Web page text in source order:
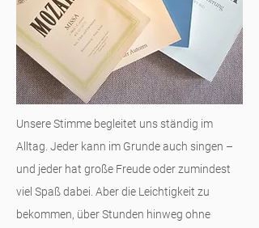
Unsere Stimme begleitet uns ständig im
Alltag. Jeder kann im Grunde auch singen –
und jeder hat große Freude oder zumindest
viel Spaß dabei. Aber die Leichtigkeit zu
bekommen, über Stunden hinweg ohne